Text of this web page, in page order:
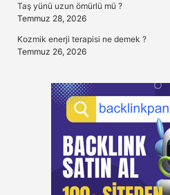
Taş yünü uzun ömürlü mü ?
Temmuz 28, 2026
Kozmik enerji terapisi ne demek ?
Temmuz 26, 2026